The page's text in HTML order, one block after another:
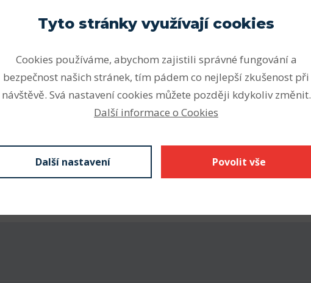
z konkrétních funkčních
s ohledem na maximální
třením, rázy,
na ně mít vliv také některá
a přísady do maziv. Materiál
ložiska pro konkrétní
Parametry
Vnitřní průměr (mm)
Vnější průměr (mm)
Šířka (mm)
Tyto stránky využívají cookies
Cookies používáme, abychom zajistili správné fungování a
bezpečnost našich stránek, tím pádem co nejlepší zkušenost při
návštěvě. Svá nastavení cookies můžete později kdykoliv změnit.
Další informace o Cookies
Další nastavení Povolit vše